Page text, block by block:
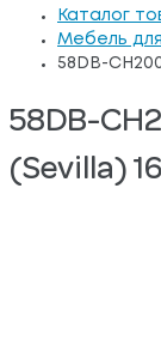
Каталог
Мебель
58DB-
58DB-
(Sevilla)